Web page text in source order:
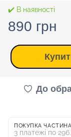
✔️ В наявності
890 грн
До
ПОКУПКА
3 платежі по